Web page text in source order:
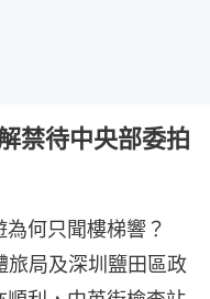
禁待中央部委拍
何只聞樓梯響？
旅局及深圳鹽田區政